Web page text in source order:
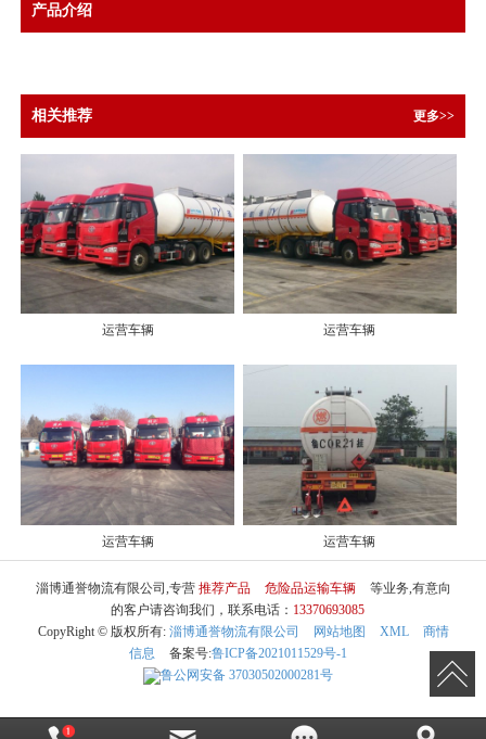
产品介绍
相关推荐 更多>>
运营车辆 运营车辆
运营车辆 运营车辆
淄博通誉物流有限公司,专营 推荐产品 危险品运输车辆
等业务,有意向
的客户请咨询我们，联系电话： 13370693085
CopyRight © 版权所有: 淄博通誉物流有限公司 网站地图 XML
商情
信息
备案号:鲁ICP备2021011529号-1
鲁公网安备37030502000281号